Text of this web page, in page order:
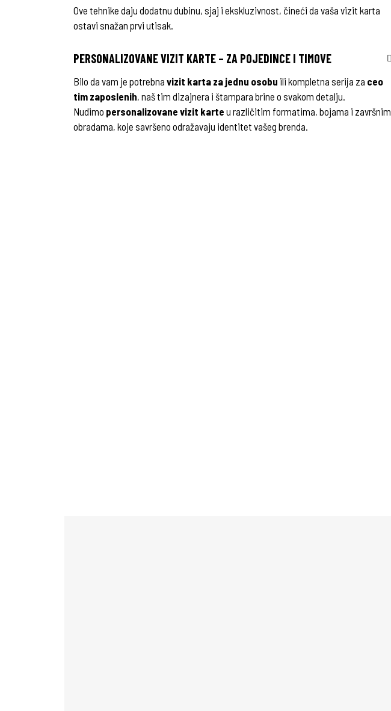
Ove tehnike daju dodatnu dubinu, sjaj i ekskluzivnost, čineći da vaša vizit karta
ostavi snažan prvi utisak.
PERSONALIZOVANE VIZIT KARTE – ZA POJEDINCE I TIMOVE
Bilo da vam je potrebna vizit karta za jednu osobu ili kompletna serija za ceo
tim zaposlenih, naš tim dizajnera i štampara brine o svakom detalju.
Nudimo personalizovane vizit karte u različitim formatima, bojama i završnim
obradama, koje savršeno odražavaju identitet vašeg brenda.